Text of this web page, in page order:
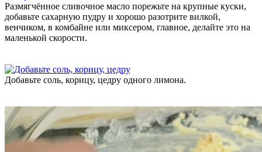
Размягчённое сливочное масло порежьте на крупные куски,
добавьте сахарную пудру и хорошо разотрите вилкой,
венчиком, в комбайне или миксером, главное, делайте это на
маленькой скорости.
Добавьте соль, корицу, цедру одного лимона.